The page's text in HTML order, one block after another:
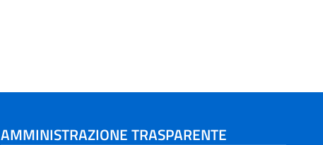
AMMINISTRAZIONE TRASPARENTE